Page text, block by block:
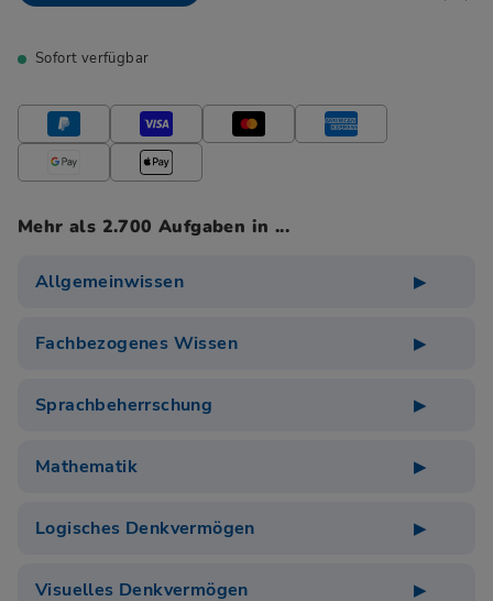
Sofort verfügbar
Mehr als 2.700 Aufgaben in ...
Allgemeinwissen
Fachbezogenes Wissen
Sprachbeherrschung
Mathematik
Logisches Denkvermögen
Visuelles Denkvermögen